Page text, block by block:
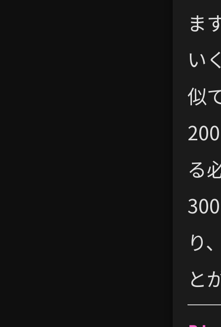
ま
い
似
る
り
と